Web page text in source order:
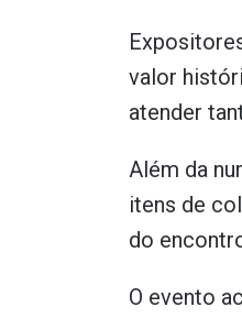
valor
atender
Além da
itens de
do
O evento